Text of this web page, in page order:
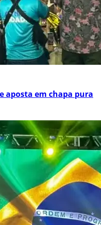
aposta em chapa pura